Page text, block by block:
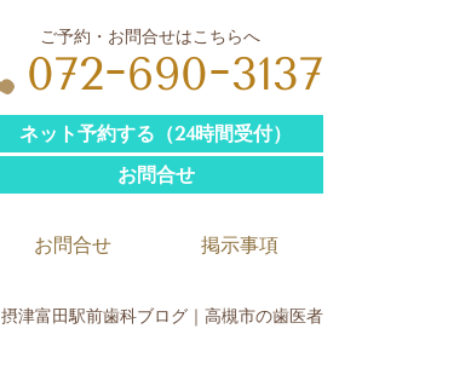
ご予約・お問合せはこちらへ
072ｰ690ｰ3137
ネット予約する（24時間受付）
お問合せ
お問合せ 掲示事項
摂津富田駅前歯科ブログ｜高槻市の歯医者